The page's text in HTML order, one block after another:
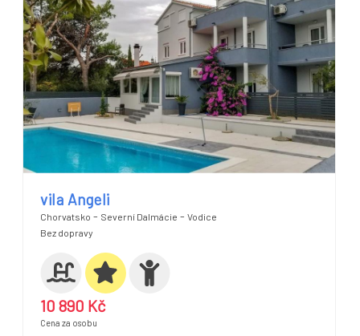
vila Angeli
Chorvatsko - Severní Dalmácie - Vodice
Bez dopravy
10 890 Kč
Cena za osobu